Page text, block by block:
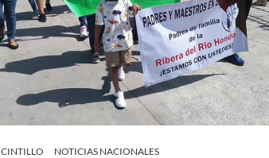
CINTILLO
NOTICIAS NACIONALES